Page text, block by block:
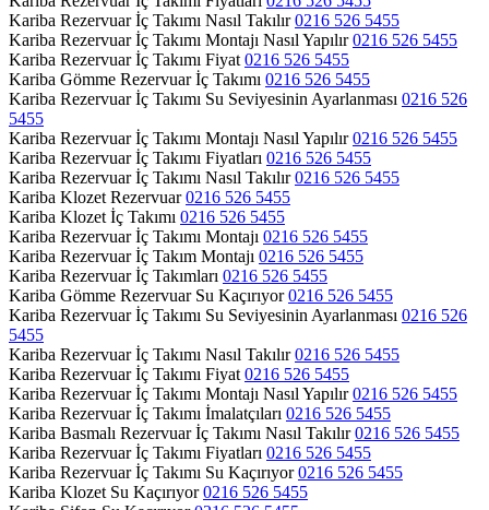
Kariba Rezervuar İç Takımı Nasıl Takılır0216 526 5455
Kariba Rezervuar İç Takımı Montajı Nasıl Yapılır0216 526 5455
Kariba Rezervuar İç Takımı Fiyat 0216 526 5455
Kariba Gömme Rezervuar İç Takımı 0216 526 5455
Kariba Rezervuar İç Takımı Su Seviyesinin Ayarlanması 0216 526
5455
Kariba Rezervuar İç Takımı Montajı Nasıl Yapılır0216 526 5455
Kariba Rezervuar İç Takımı Fiyatları 0216 526 5455
Kariba Rezervuar İç Takımı Nasıl Takılır0216 526 5455
Kariba Klozet Rezervuar0216 526 5455
Kariba Klozet İç Takımı 0216 526 5455
Kariba Rezervuar İç Takımı Montajı 0216 526 5455
Kariba Rezervuar İç Takım Montajı 0216 526 5455
Kariba Rezervuar İç Takımları 0216 526 5455
Kariba Gömme Rezervuar Su Kaçırıyor0216 526 5455
Kariba Rezervuar İç Takımı Su Seviyesinin Ayarlanması 0216 526
5455
Kariba Rezervuar İç Takımı Nasıl Takılır0216 526 5455
Kariba Rezervuar İç Takımı Fiyat 0216 526 5455
Kariba Rezervuar İç Takımı Montajı Nasıl Yapılır0216 526 5455
Kariba Rezervuar İç Takımı İmalatçıları 0216 526 5455
Kariba Basmalı Rezervuar İç Takımı Nasıl Takılır0216 526 5455
Kariba Rezervuar İç Takımı Fiyatları 0216 526 5455
Kariba Rezervuar İç Takımı Su Kaçırıyor0216 526 5455
Kariba Klozet Su Kaçırıyor0216 526 5455